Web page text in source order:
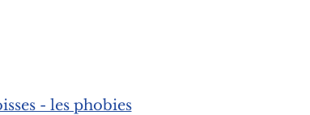
- les phobies